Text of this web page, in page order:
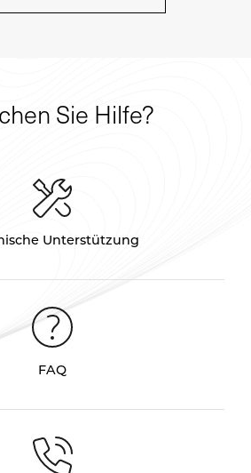
Sie Hilfe?
Unterstützung
FAQ